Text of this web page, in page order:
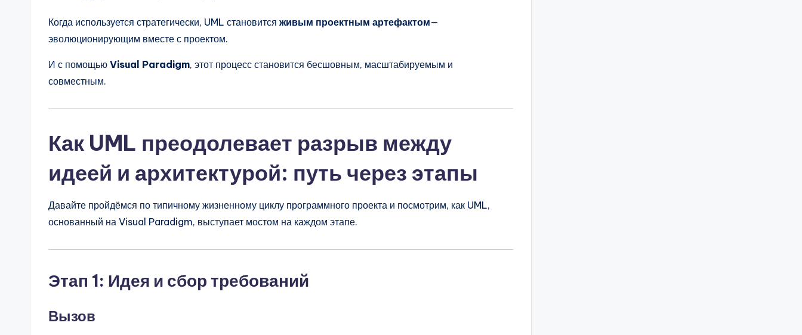
Когда используется стратегически, UML становится живым проектным артефактом—
эволюционирующим вместе с проектом.
И с помощью Visual Paradigm, этот процесс становится бесшовным, масштабируемым и
совместным.
Как UML преодолевает разрыв между
идеей и архитектурой: путь через этапы
Давайте пройдёмся по типичному жизненному циклу программного проекта и посмотрим, как UML,
основанный на Visual Paradigm, выступает мостом на каждом этапе.
Этап 1: Идея и сбор требований
Вызов